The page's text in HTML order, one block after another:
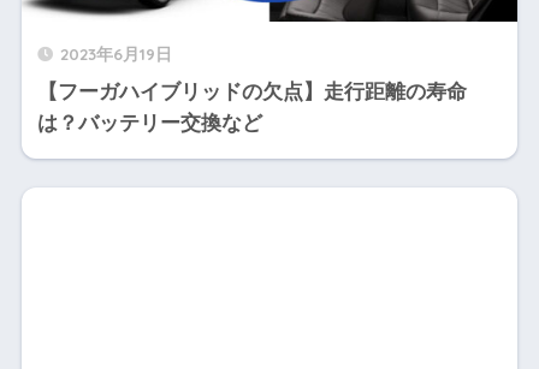
2023年6月19日
【フーガハイブリッドの欠点】走行距離の寿命
は？バッテリー交換など